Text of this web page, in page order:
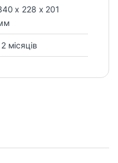
х 228 х 201
місяців